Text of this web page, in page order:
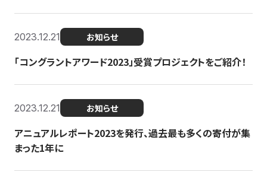
2023.12.21 お知らせ
「コングラントアワード2023」受賞プロジェクトをご紹介！
2023.12.21 お知らせ
アニュアルレポート2023を発行、過去最も多くの寄付が集
まった1年に